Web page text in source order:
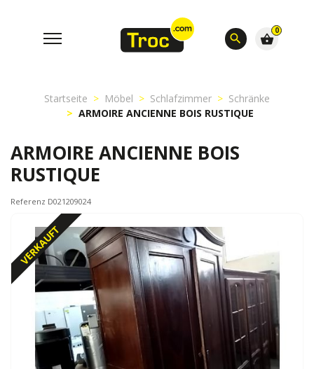
search
0
shopping_basket
Startseite Möbel Schlafzimmer
Schränke
ARMOIRE ANCIENNE BOIS RUSTIQUE
ARMOIRE ANCIENNE BOIS
RUSTIQUE
Referenz D021209024
VERKAUFT